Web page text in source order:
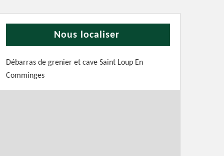
Nous localiser
Débarras de grenier et cave Saint Loup En
Comminges